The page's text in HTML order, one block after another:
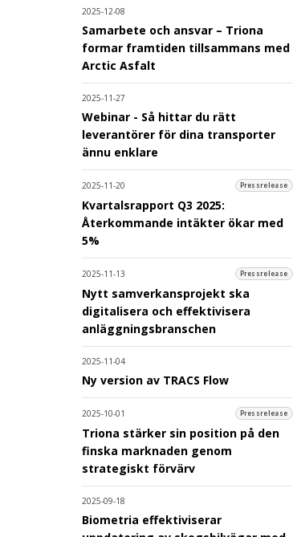
2025-12-08
Samarbete och ansvar – Triona
formar framtiden tillsammans med
Arctic Asfalt
2025-11-27
Webinar - Så hittar du rätt
leverantörer för dina transporter
ännu enklare
2025-11-20 Pressrelease
Kvartalsrapport Q3 2025:
Återkommande intäkter ökar med
5%
2025-11-13 Pressrelease
Nytt samverkansprojekt ska
digitalisera och effektivisera
anläggningsbranschen
2025-11-04
Ny version av TRACS Flow
2025-10-01 Pressrelease
Triona stärker sin position på den
finska marknaden genom
strategiskt förvärv
2025-09-18
Biometria effektiviserar